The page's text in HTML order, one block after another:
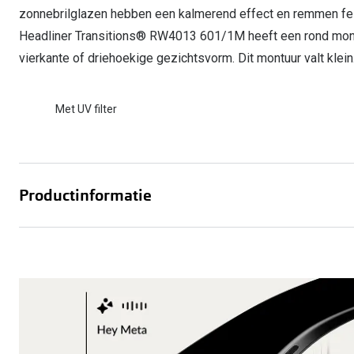
zonnebrilglazen hebben een kalmerend effect en remmen
Headliner Transitions® RW4013 601/1M heeft een rond
vierkante of driehoekige gezichtsvorm. Dit montuur valt
Met UV filter
Productinformatie